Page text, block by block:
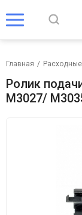
Главная /
Ролик
M3027/